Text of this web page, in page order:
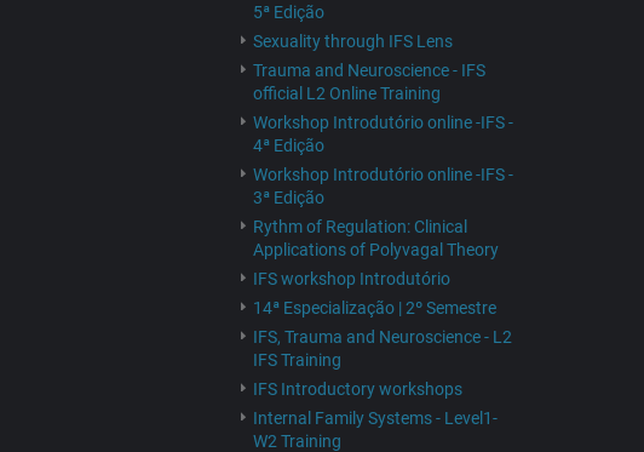
5ª Edição
Sexuality through IFS Lens
Trauma and Neuroscience - IFS
official L2 Online Training
Workshop Introdutório online -IFS -
4ª Edição
Workshop Introdutório online -IFS -
3ª Edição
Rythm of Regulation: Clinical
Applications of Polyvagal Theory
IFS workshop Introdutório
14ª Especialização | 2º Semestre
IFS, Trauma and Neuroscience - L2
IFS Training
IFS Introductory workshops
Internal Family Systems - Level1-
W2 Training